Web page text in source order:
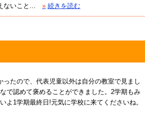
いこと...
» 続きを読む
たので、代表児童以外は自分の教室で見まし
で認めて褒めることができました。2学期もみ
よ1学期最終日!元気に学校に来てくださいね。